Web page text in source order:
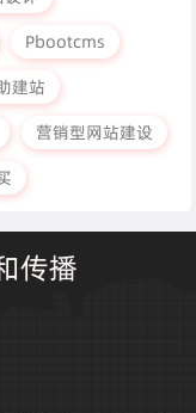
Pbootcms
建站
营销型网站建设
传播